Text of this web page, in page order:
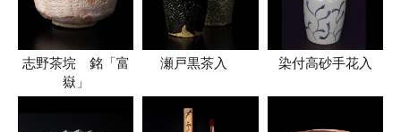
志野茶垸 銘「富
嶽」
瀬戸黒茶入 染付高砂手花入